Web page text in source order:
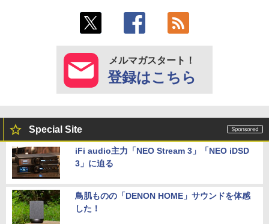
メルマガスタート！
登録はこちら
Special Site
iFi audio主力「NEO Stream 3」「NEO iDSD
3」に迫る
鳥肌ものの「DENON HOME」サウンドを体感
した！